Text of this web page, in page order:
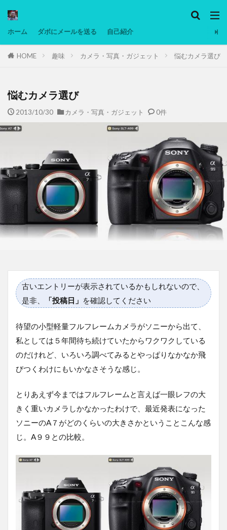
ホーム ダボにメールを送る 自己紹介
HOME 趣味 カメラ・写真・ガジェット 悩むカメラ選び
悩むカメラ選び
2013/10/30 カメラ・写真・ガジェット 0件
古いエントリーが表示されているかもしれないので、
是非、
「投稿日」 を確認してください
待望の小型軽量フルフレームカメラがソニーから出て、
私としては５年間待ち続けていたからワクワクしている
のだけれど、いろいろ調べてみるとやっぱりなかなか飛
びつくわけにもいかなさそうな感じ。
とりあえず今まではフルフレームと言えば一眼レフの大
きく重いカメラしかなかったわけで、最近発表になった
ソニーのA７がどのくらいの大きさかということこんな感
じ。A９９との比較。
タグ
マレーシア動画
備忘録
動画 日本人村社会 脱水シート